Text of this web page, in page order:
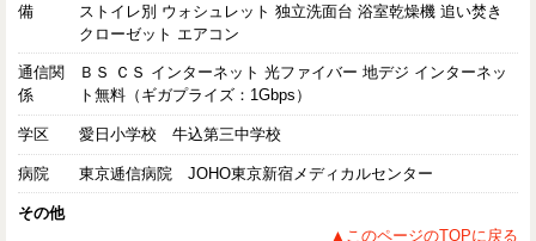
備
ストイレ別 ウォシュレット 独立洗面台 浴室乾燥機 追い焚き
クローゼット エアコン
通信関
係
ＢＳ ＣＳ インターネット 光ファイバー 地デジ インターネッ
ト無料（ギガプライズ：1Gbps）
学区 愛日小学校 牛込第三中学校
病院 東京逓信病院 JOHO東京新宿メディカルセンター
その他
▲このページのTOPに戻る